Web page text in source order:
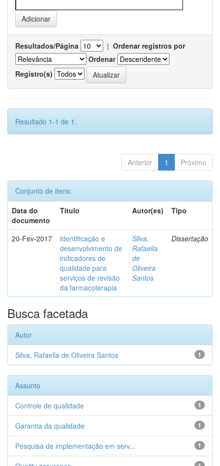
Resultados/Página | Ordenar registros por
Ordenar
Registro(s)
Resultado 1-1 de 1.
Anterior 1 Próximo
Conjunto de itens:
Data do
documento
Título Autor(es) Tipo
20-Fev-2017
Identificação e
desenvolvimento de
indicadores de
qualidade para
serviços de revisão
da farmacoterapia
Silva,
Rafaella
de
Oliveira
Santos
Dissertação
Busca facetada
Autor
1
Silva, Rafaella de Oliveira Santos
Assunto
1
Controle de qualidade
1
Garantia da qualidade
1
Pesquisa de implementação em serv...